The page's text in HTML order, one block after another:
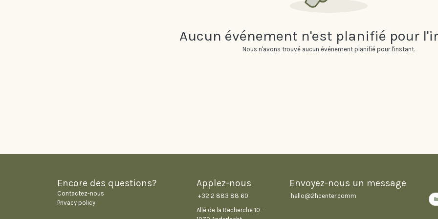
Aucun événement n'est planifié pour
Nous n'avons trouvé aucun événement planifié pour l'instant.
Encore des questions?
Contactez-nous
Privacy policy
Applez-nous
+32 2 883 88 60
Allé de la Recherche 10 -
Envoyez-nous un message
hello@2hcenter.comm